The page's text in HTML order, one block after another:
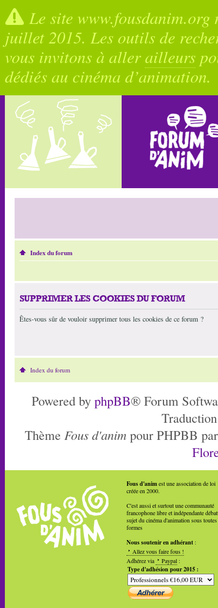
Le site
juillet 2015. Les outils de
vous invitons à allerailleurs
dédiés au cinéma d’animation.
Index du forum
SUPPRIMER LES COOKIES DU FORUM
Êtes-vous sûr de vouloir supprimer tous les cookies de ce forum ?
Index du forum
Powered by phpBB® Forum
Thème Fous d'anim pour PHPBB
Fous d'animest une association de loi
créée en 2000.
C'est aussi et surtout une communauté
francophone libre et indépendante
sujet du cinéma d'animation sous toutes
formes
Nous soutenir en adhérant :
Allez vous faire fous !
Adhérez via
Paypal :
Type d'adhésion pour 2015 :